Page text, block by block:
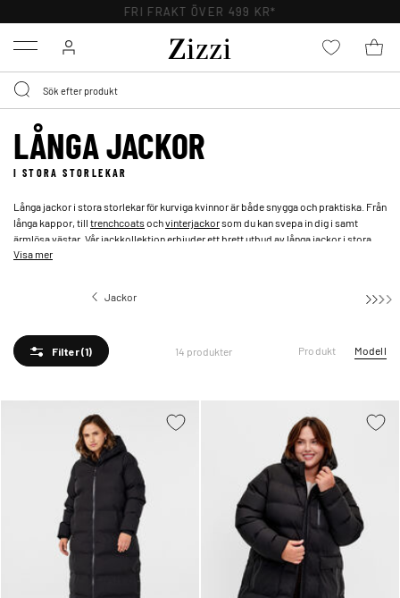
FRI FRAKT ÖVER 499 KR*
Menu
LÅNGA JACKOR
I STORA STORLEKAR
Långa jackor i stora storlekar för kurviga kvinnor är både snygga och praktiska. Från
långa kappor, tilltrenchcoatsochvinterjackorsom du kan svepa in dig i samt
ärmlösa västar. Vår jackkollektion erbjuder ett brett utbud av långa jackor i stora
storlekar. Uppdatera din utomhusgarderob med en modern lång dunjacka eller välj
Visa mer
Jackor
Filter(1) 14 produkter Produkt Modell